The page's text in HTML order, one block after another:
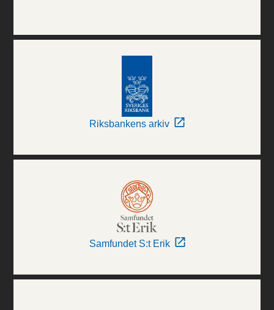
Riksbankens arkiv
Samfundet S:t Erik